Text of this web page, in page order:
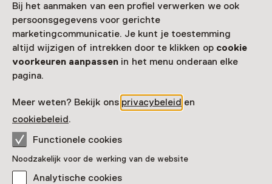
Bij het aanmaken van een profiel verwerken we ook
persoonsgegevens voor gerichte
marketingcommunicatie. Je kunt je toestemming
altijd wijzigen of intrekken door te klikken op cookie
voorkeuren aanpassen in het menu onderaan elke
pagina.
Meer weten? Bekijk ons privacybeleid en
cookiebeleid.
Functionele cookies
Noodzakelijk voor de werking van de website
Analytische cookies
Zien & doen in Galerij
Prins Willem V